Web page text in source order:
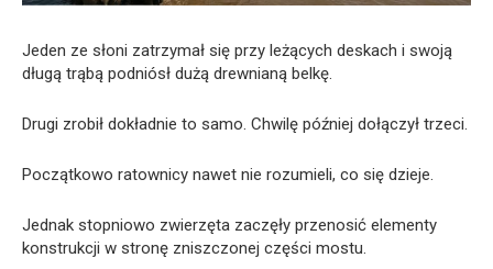
Jeden ze słoni zatrzymał się przy leżących deskach i swoją
długą trąbą podniósł dużą drewnianą belkę.
Drugi zrobił dokładnie to samo. Chwilę później dołączył trzeci.
Początkowo ratownicy nawet nie rozumieli, co się dzieje.
Jednak stopniowo zwierzęta zaczęły przenosić elementy
konstrukcji w stronę zniszczonej części mostu.